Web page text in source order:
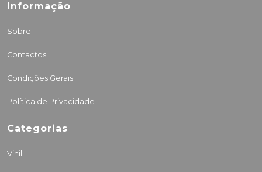
Informação
Sobre
Contactos
Condições Gerais
Política de Privacidade
Categorias
Vinil